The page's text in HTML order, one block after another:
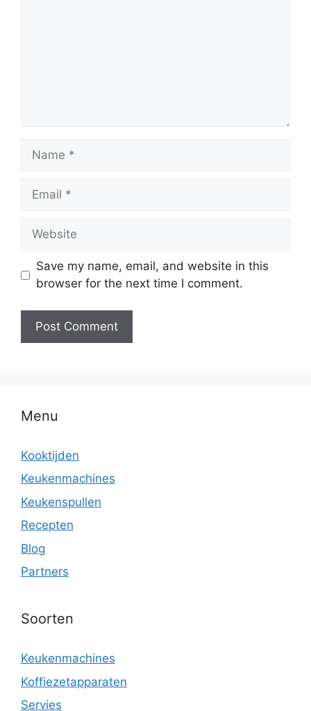
Save my name, email, and website in this
browser for the next time I comment.
Menu
Kooktijden
Keukenmachines
Keukenspullen
Recepten
Blog
Partners
Soorten
Keukenmachines
Koffiezetapparaten
Servies